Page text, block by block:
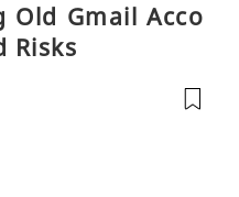
Old Gmail Acco
Risks